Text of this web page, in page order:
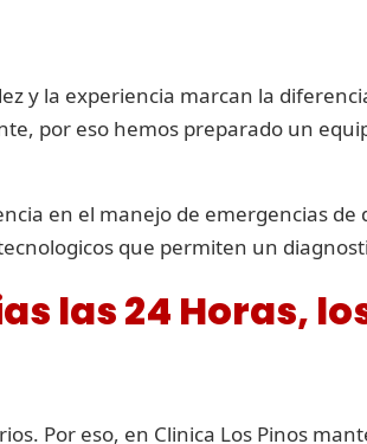
y la experiencia marcan la
por eso hemos preparado un
en el manejo de emergencias
que permiten un
las 24 Horas,
Por eso, en Clinica Los Pinos